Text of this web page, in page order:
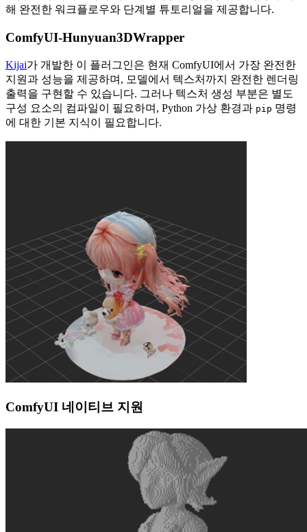
해 완전한 워크플로우와 단계별 튜토리얼을 제공합니다.
ComfyUI-Hunyuan3DWrapper
Kijai가 개발한 이 플러그인은 현재 ComfyUI에서 가장 완전한
지원과 성능을 제공하며, 모델에서 텍스처까지 완전한 렌더링
출력을 구현할 수 있습니다. 그러나 텍스처 생성 부분은 별도
구성 요소의 컴파일이 필요하며, Python 가상 환경과 pip 명령
에 대한 기본 지식이 필요합니다.
ComfyUI 네이티브 지원